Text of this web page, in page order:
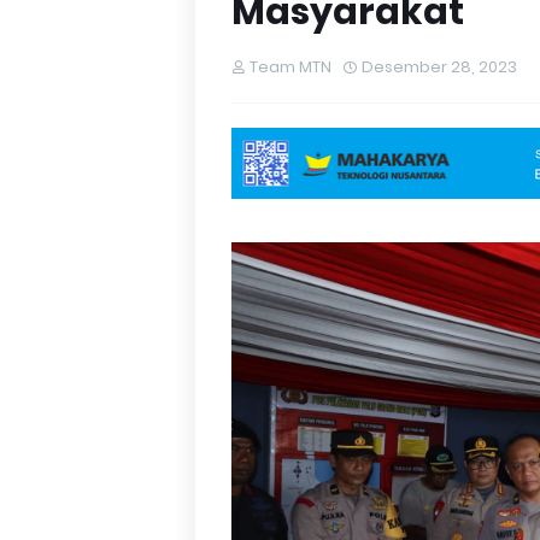
Masyarakat
Team MTN Desember 28, 2023